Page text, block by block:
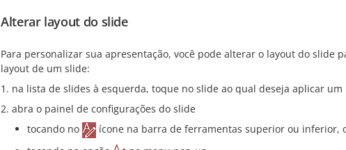
Alterar layout do slide
Para personalizar sua apresentação, você pode alterar o layout do slide
layout de um slide:
na lista de slides à esquerda, toque no slide ao qual deseja aplicar um
abra o painel de configurações do slide
tocando no
ícone na barra de ferramentas superior ou inferior,